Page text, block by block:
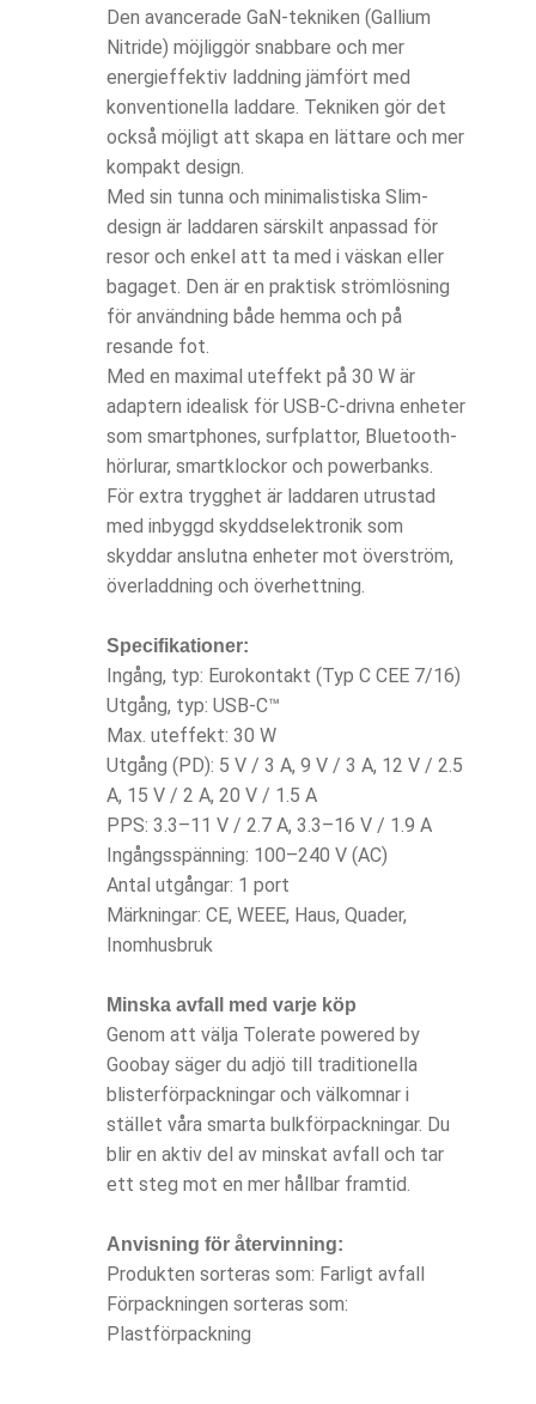
Den avancerade GaN-tekniken (Gallium
Nitride) möjliggör snabbare och mer
energieffektiv laddning jämfört med
konventionella laddare. Tekniken gör det
också möjligt att skapa en lättare och mer
kompakt design.
Med sin tunna och minimalistiska Slim-
design är laddaren särskilt anpassad för
resor och enkel att ta med i väskan eller
bagaget. Den är en praktisk strömlösning
för användning både hemma och på
resande fot.
Med en maximal uteffekt på 30 W är
adaptern idealisk för USB-C-drivna enheter
som smartphones, surfplattor, Bluetooth-
hörlurar, smartklockor och powerbanks.
För extra trygghet är laddaren utrustad
med inbyggd skyddselektronik som
skyddar anslutna enheter mot överström,
överladdning och överhettning.
Specifikationer:
Ingång, typ: Eurokontakt (Typ C CEE 7/16)
Utgång, typ: USB-C™
Max. uteffekt: 30 W
Utgång (PD): 5 V / 3 A, 9 V / 3 A, 12 V / 2.5
A, 15 V / 2 A, 20 V / 1.5 A
PPS: 3.3–11 V / 2.7 A, 3.3–16 V / 1.9 A
Ingångsspänning: 100–240 V (AC)
Antal utgångar: 1 port
Märkningar: CE, WEEE, Haus, Quader,
Inomhusbruk
Minska avfall med varje köp
Genom att välja Tolerate powered by
Goobay säger du adjö till traditionella
blisterförpackningar och välkomnar i
stället våra smarta bulkförpackningar. Du
blir en aktiv del av minskat avfall och tar
ett steg mot en mer hållbar framtid.
Anvisning för återvinning:
Produkten sorteras som: Farligt avfall
Förpackningen sorteras som:
Plastförpackning